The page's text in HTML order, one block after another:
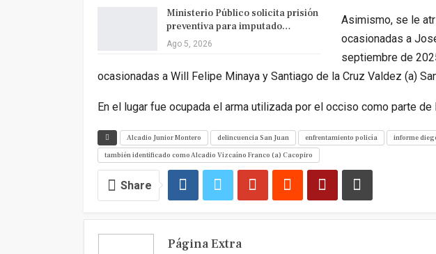
Ministerio Público solicita prisión
preventiva para imputado…
Ago 5, 2026
Asimismo, se le
ocasionadas a
septiembre de
ocasionadas a Will Felipe Minaya y Santiago de la Cruz Valdez (a)
En el lugar fue ocupada el arma utilizada por el occiso como parte de
Alcadio Junior Montero delincuencia San Juan enfrentamiento policía
informe
también identificado como Alcadio Vizcaíno Franco (a) Cacopiro
Share
Página Extra